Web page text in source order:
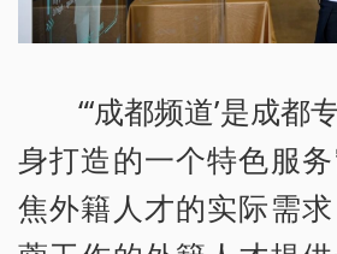
“‘成都频道’是成都
身打造的一个特色服
焦外籍人才的实际需